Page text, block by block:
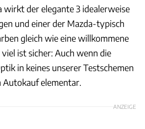
wirkt der elegante 3 idealerweise
und einer der Mazda-typisch
gleich wie eine willkommene
ist sicher: Auch wenn die
in keines unserer Testschemen
Autokauf elementar.
ANZEIGE